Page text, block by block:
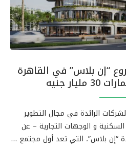
“إن بلاس” في القاهرة
جنيه
الرائدة في مجال التطوير
و الوجهات التجارية – عن
“إن بلاس”، التي تعد أول مجتمع …